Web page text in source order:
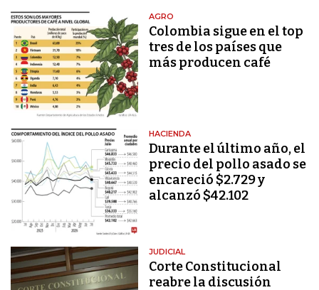
AGRO
Colombia sigue en el top
tres de los países que
más producen café
HACIENDA
Durante el último año, el
precio del pollo asado se
encareció $2.729 y
alcanzó $42.102
JUDICIAL
Corte Constitucional
reabre la discusión